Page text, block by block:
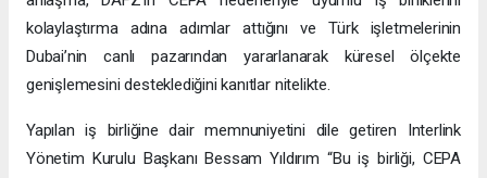
kolaylaştırma adına adımlar attığını ve Türk işletmelerinin
Dubai’nin canlı pazarından yararlanarak küresel ölçekte
genişlemesini desteklediğini kanıtlar nitelikte.
Yapılan iş birliğine dair memnuniyetini dile getiren Interlink
Yönetim Kurulu Başkanı Bessam Yıldırım “Bu iş birliği, CEPA